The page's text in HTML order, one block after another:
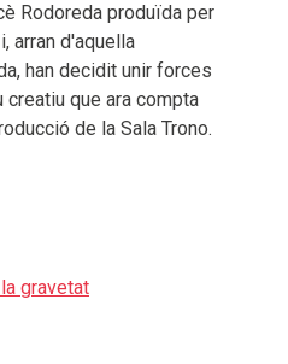
Rodoreda produïda per
arran d'aquella
han decidit unir forces
creatiu que ara compta
de la Sala Trono.
gravetat